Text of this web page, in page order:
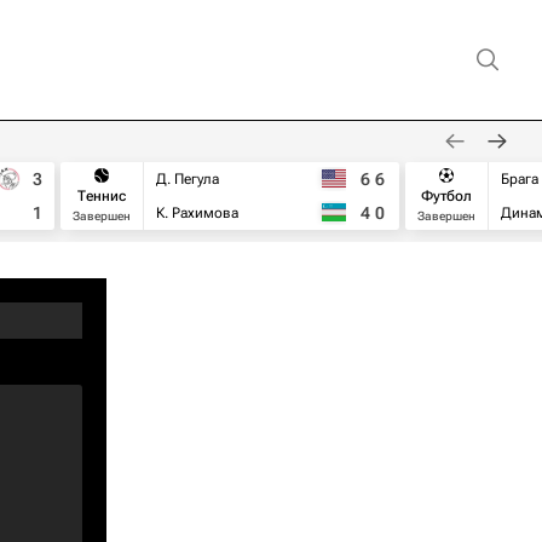
3
1
Теннис
Завершен
Д. Пегула
К. Рахимова
6 6
4 0
Футбол
Завершен
Брага